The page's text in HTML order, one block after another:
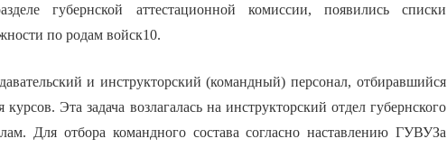
губернской аттестационной комиссии, появились списки
по родам войск10.
и инструкторский (командный) персонал, отбиравшийся
Эта задача возлагалась на инструкторский отдел губернского
Для отбора командного состава согласно наставлению ГУВУЗа